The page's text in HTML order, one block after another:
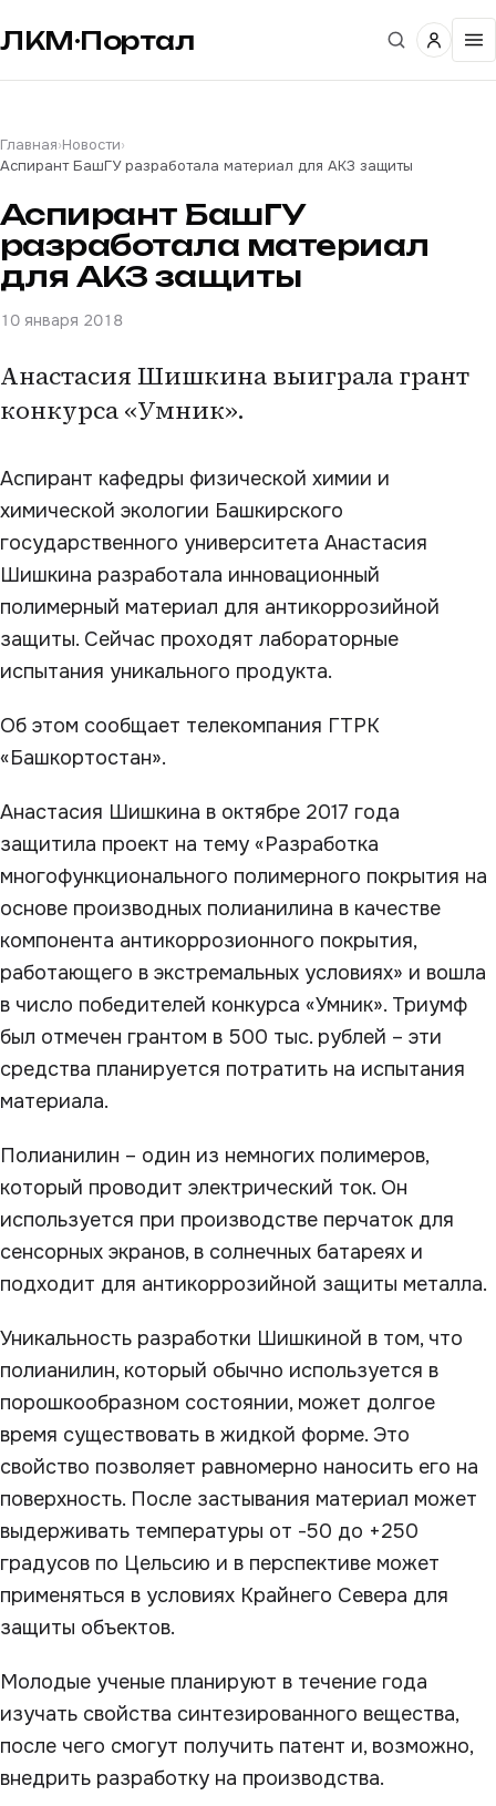
ЛКМ·Портал
Главная›Новости›
Аспирант БашГУ разработала материал для АКЗ защиты
Аспирант БашГУ
разработала материал
для АКЗ защиты
10 января 2018
Анастасия Шишкина выиграла грант
конкурса «Умник».
Аспирант кафедры физической химии и
химической экологии Башкирского
государственного университета Анастасия
Шишкина разработала инновационный
полимерный материал для антикоррозийной
защиты. Сейчас проходят лабораторные
испытания уникального продукта.
Об этом сообщает телекомпания ГТРК
«Башкортостан».
Анастасия Шишкина в октябре 2017 года
защитила проект на тему «Разработка
многофункционального полимерного покрытия на
основе производных полианилина в качестве
компонента антикоррозионного покрытия,
работающего в экстремальных условиях» и вошла
в число победителей конкурса «Умник». Триумф
был отмечен грантом в 500 тыс. рублей – эти
средства планируется потратить на испытания
материала.
Полианилин – один из немногих полимеров,
который проводит электрический ток. Он
используется при производстве перчаток для
сенсорных экранов, в солнечных батареях и
подходит для антикоррозийной защиты металла.
Уникальность разработки Шишкиной в том, что
полианилин, который обычно используется в
порошкообразном состоянии, может долгое
время существовать в жидкой форме. Это
свойство позволяет равномерно наносить его на
поверхность. После застывания материал может
выдерживать температуры от -50 до +250
градусов по Цельсию и в перспективе может
применяться в условиях Крайнего Севера для
защиты объектов.
Молодые ученые планируют в течение года
изучать свойства синтезированного вещества,
после чего смогут получить патент и, возможно,
внедрить разработку на производства.